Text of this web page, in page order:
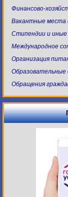
Финансово-
Вакантные места
Стипендии и иные
Международное
Организация
Обращения